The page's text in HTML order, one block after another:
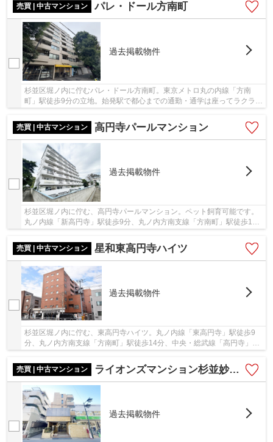
売買 | 中古マンション
パレ・ドール方南町
過去掲載物件
杉並区堀ノ内に佇むパレ・ドール方南町。東京メトロ丸の内線「方南
町」駅徒歩9分の立地。始発駅で都心までの通勤・通学は座ってラクラク
売買 | 中古マンション
高円寺パールマンション
過去掲載物件
杉並区堀ノ内に佇む、高円寺パールマンション。ペット飼育可能です。
丸ノ内線「新高円寺」駅徒歩9分、丸ノ内方南支線「方南町」駅徒歩17
売買 | 中古マンション
星和東高円寺ハイツ
過去掲載物件
杉並区堀ノ内に佇む、東高円寺ハイツ。丸ノ内線「東高円寺」駅徒歩9
分、丸ノ内方南支線「方南町」駅徒歩14分、中央・総武線「高円寺」駅
徒歩22分。徒歩圏に商店街やスーパー、飲食店等...
売買 | 中古マンション
ライオンズマンション杉並妙法寺
過去掲載物件